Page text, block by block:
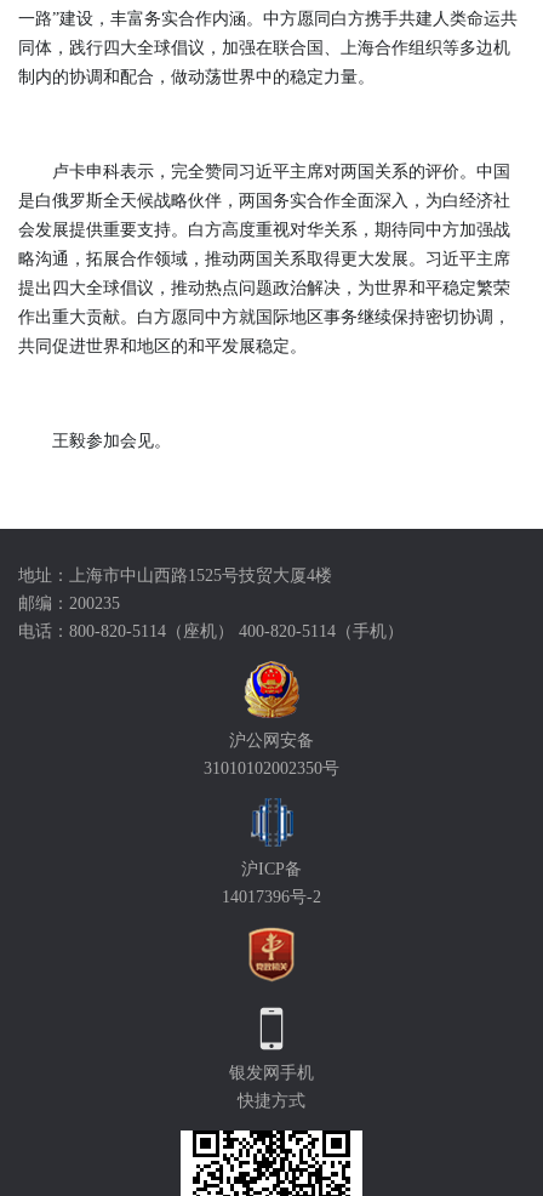
一路”建设，丰富务实合作内涵。中方愿同白方携手共建人类命运共
同体，践行四大全球倡议，加强在联合国、上海合作组织等多边机
制内的协调和配合，做动荡世界中的稳定力量。
卢卡申科表示，完全赞同习近平主席对两国关系的评价。中国
是白俄罗斯全天候战略伙伴，两国务实合作全面深入，为白经济社
会发展提供重要支持。白方高度重视对华关系，期待同中方加强战
略沟通，拓展合作领域，推动两国关系取得更大发展。习近平主席
提出四大全球倡议，推动热点问题政治解决，为世界和平稳定繁荣
作出重大贡献。白方愿同中方就国际地区事务继续保持密切协调，
共同促进世界和地区的和平发展稳定。
王毅参加会见。
地址：上海市中山西路1525号技贸大厦4楼
邮编：200235
电话：800-820-5114（座机） 400-820-5114（手机）
沪公网安备
31010102002350号
沪ICP备
14017396号-2
银发网手机
快捷方式